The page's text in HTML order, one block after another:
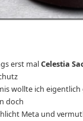
erst malCelestia
wollte ich
doch
Meta und